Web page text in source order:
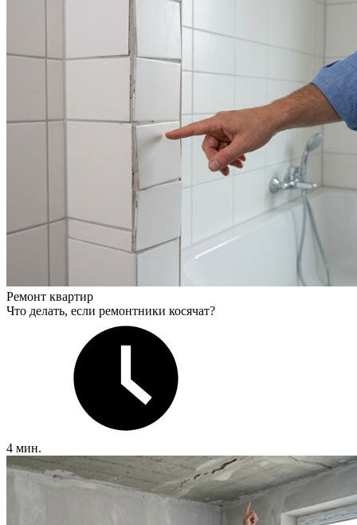
Ремонт квартир
Что делать, если ремонтники косячат?
4 мин.